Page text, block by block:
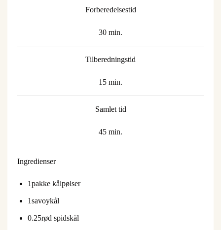
Forberedelsestid
30 min.
Tilberedningstid
15 min.
Samlet tid
45 min.
Ingredienser
1pakke kålpølser
1savoykål
0.25rød spidskål